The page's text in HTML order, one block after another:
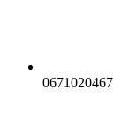
0671020467